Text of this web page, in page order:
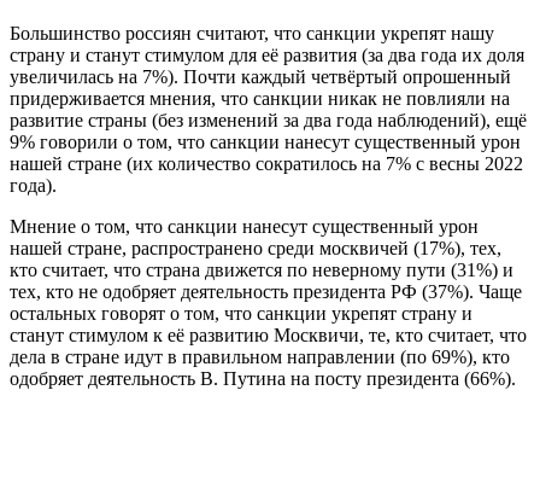
Большинство россиян считают, что санкции укрепят нашу
страну и станут стимулом для её развития (за два года их доля
увеличилась на 7%). Почти каждый четвёртый опрошенный
придерживается мнения, что санкции никак не повлияли на
развитие страны (без изменений за два года наблюдений), ещё
9% говорили о том, что санкции нанесут существенный урон
нашей стране (их количество сократилось на 7% с весны 2022
года).
Мнение о том, что санкции нанесут существенный урон
нашей стране, распространено среди москвичей (17%), тех,
кто считает, что страна движется по неверному пути (31%) и
тех, кто не одобряет деятельность президента РФ (37%). Чаще
остальных говорят о том, что санкции укрепят страну и
станут стимулом к её развитию Москвичи, те, кто считает, что
дела в стране идут в правильном направлении (по 69%), кто
одобряет деятельность В. Путина на посту президента (66%).